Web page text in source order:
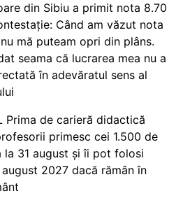
din Sibiu a primit nota 8.70
Când am văzut nota
mă puteam opri din plâns.
seama că lucrarea mea nu a
în adevăratul sens al
Prima de carieră didactică
primesc cei 1.500 de
la 31 august și îi pot folosi
2027 dacă rămân în